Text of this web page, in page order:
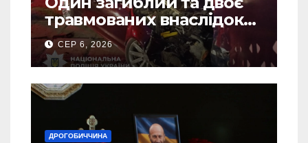
травмованих внаслідок
ДТП на Самбірщині
СЕР 6, 2026
ДРОГОБИЧЧИНА